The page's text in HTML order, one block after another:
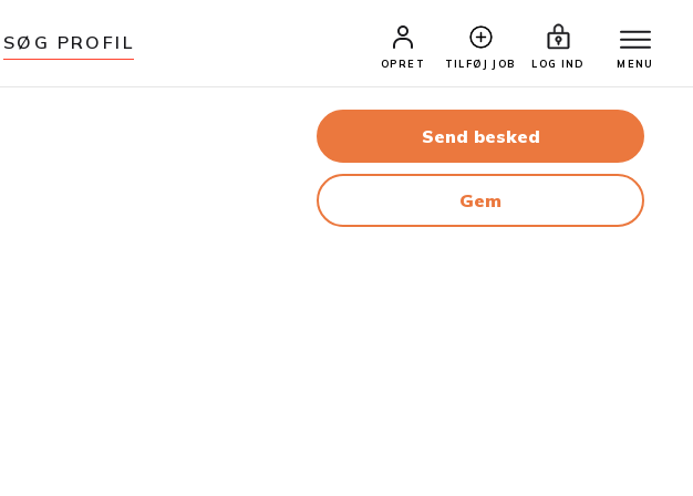
SØG PROFIL
OPRET TILFØJ JOB LOG IND MENU
Send besked
Gem